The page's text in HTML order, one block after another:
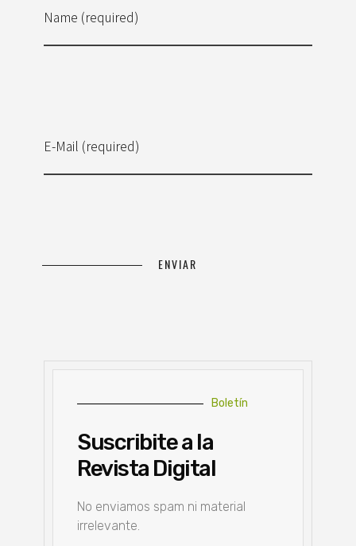
Name (required)
E-Mail (required)
Boletín
Suscribite a la
Revista Digital
No enviamos spam ni material
irrelevante.